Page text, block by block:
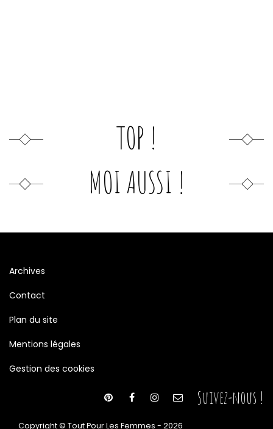
TOP !
MOI AUSSI !
Archives
Contact
Plan du site
Mentions légales
Gestion des cookies
Suivez-nous !
Copyright © Tout Pour Les Femmes - 2026